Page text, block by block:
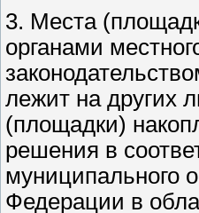
3. Места
органами
лежит на других
(площадки)
решения в
муниципального
Федерации в